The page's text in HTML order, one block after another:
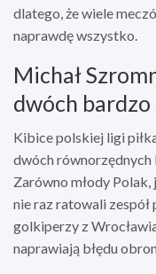
dlatego, że wiele
naprawdę wszystko.
Michał
dwóch
Kibice polskiej ligi
dwóch równorzędnych
Zarówno młody
nie raz ratowali
golkiperzy z
naprawiają błędu